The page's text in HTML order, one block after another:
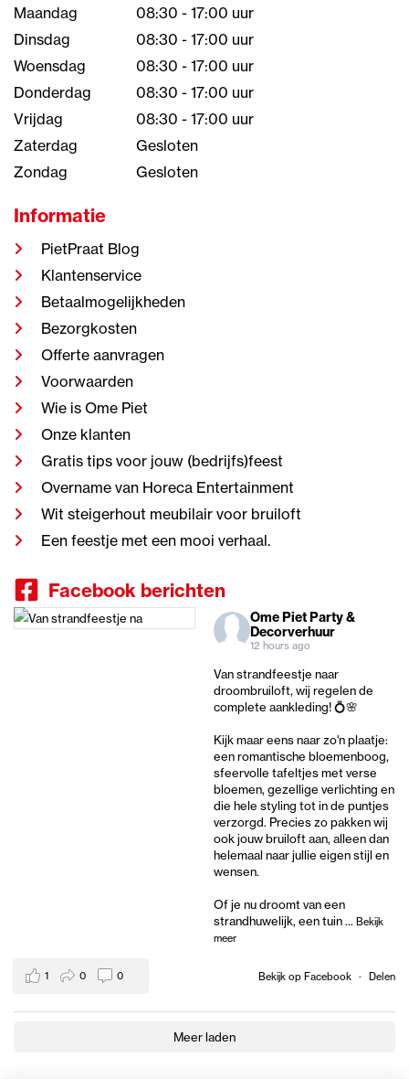
Maandag
08:30 - 17:00 uur
Dinsdag
08:30 - 17:00 uur
Woensdag
08:30 - 17:00 uur
Donderdag
08:30 - 17:00 uur
Vrijdag
08:30 - 17:00 uur
Zaterdag
Gesloten
Zondag
Gesloten
Informatie
PietPraat Blog
Klantenservice
Betaalmogelijkheden
Bezorgkosten
Offerte aanvragen
Voorwaarden
Wie is Ome Piet
Onze klanten
Gratis tips voor jouw (bedrijfs)feest
Overname van Horeca Entertainment
Wit steigerhout meubilair voor bruiloft
Een feestje met een mooi verhaal.
Facebook berichten
Ome Piet Party &
Decorverhuur
12 hours ago
Van strandfeestje naar
droombruiloft, wij regelen de
complete aankleding! 💍🌸
Kijk maar eens naar zo'n plaatje:
een romantische bloemenboog,
sfeervolle tafeltjes met verse
bloemen, gezellige verlichting en
die hele styling tot in de puntjes
verzorgd. Precies zo pakken wij
ook jouw bruiloft aan, alleen dan
helemaal naar jullie eigen stijl en
wensen.
Of je nu droomt van een
strandhuwelijk, een tuin... Bekijk
meer
Bekijk op Facebook · Delen
1 0 0
Meer laden